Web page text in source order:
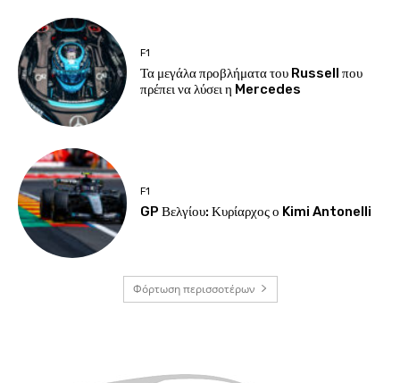
F1
Τα μεγάλα προβλήματα του Russell που
πρέπει να λύσει η Mercedes
F1
GP Βελγίου: Κυρίαρχος ο Kimi Antonelli
Φόρτωση περισσοτέρων